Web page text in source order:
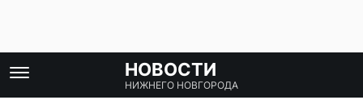
НОВОСТИ
НИЖНЕГО НОВГОРОДА